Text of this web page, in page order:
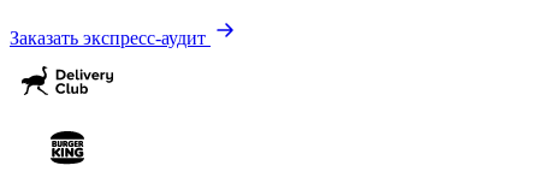
Заказать экспресс-аудит